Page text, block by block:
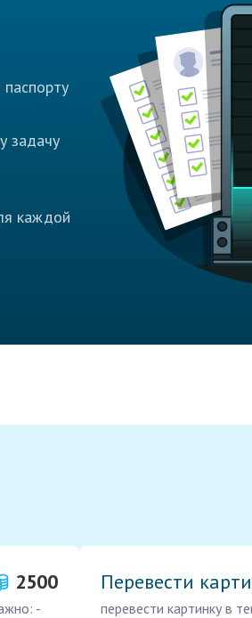
задачу
каждой
2500
-
Перевести
перевести картинку в